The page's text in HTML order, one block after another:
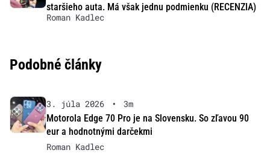
staršieho auta. Má však jednu podmienku (RECENZIA)
Roman Kadlec
Podobné články
3. júla 2026 •
3m
Motorola Edge 70 Pro je na Slovensku. So zľavou 90
eur a hodnotnými darčekmi
Roman Kadlec